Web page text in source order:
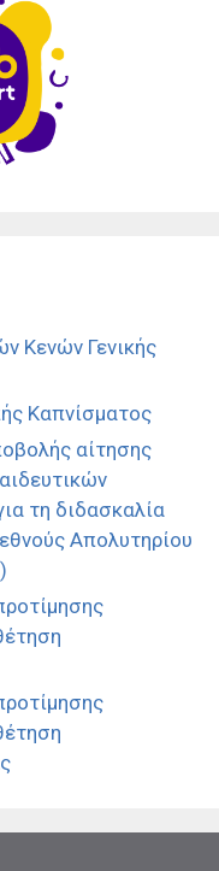
Κενών Γενικής
Καπνίσματος
αίτησης
τη διδασκαλία
Απολυτηρίου